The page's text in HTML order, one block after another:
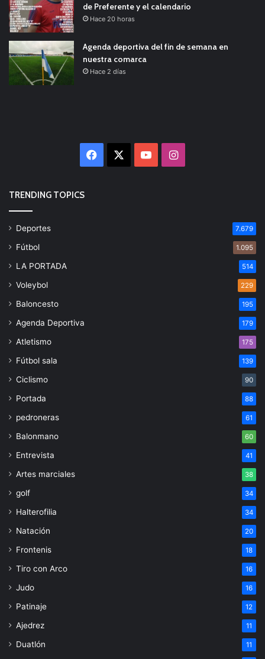
de Preferente y el calendario
Hace 20 horas
Agenda deportiva del fin de semana en
nuestra comarca
Hace 2 días
Facebook YouTubeInstagram
TRENDING TOPICS
Deportes 7.679
Fútbol 1.095
LA PORTADA 514
Voleybol 229
Baloncesto 195
Agenda Deportiva 179
Atletismo 175
Fútbol sala 139
Ciclismo 90
Portada 88
pedroneras 61
Balonmano 60
Entrevista 41
Artes marciales 38
golf 34
Halterofilia 34
Natación 20
Frontenis 18
Tiro con Arco 16
Judo 16
Patinaje 12
Ajedrez 11
Duatlón 11